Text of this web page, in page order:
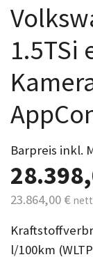
1.5TSi
Barpreis inkl.
23.864,00 €
l/100km